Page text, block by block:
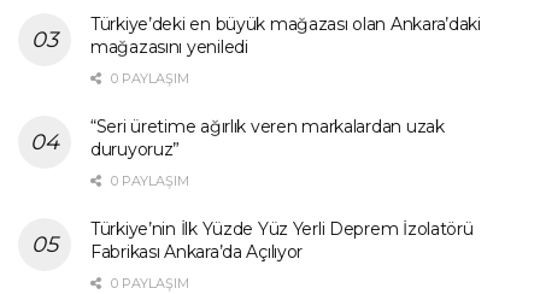
Türkiye’deki en büyük mağazası olan Ankara’daki
mağazasını yeniledi
0 PAYLAŞIM
“Seri üretime ağırlık veren markalardan uzak
duruyoruz”
0 PAYLAŞIM
Türkiye’nin İlk Yüzde Yüz Yerli Deprem İzolatörü
Fabrikası Ankara’da Açılıyor
0 PAYLAŞIM